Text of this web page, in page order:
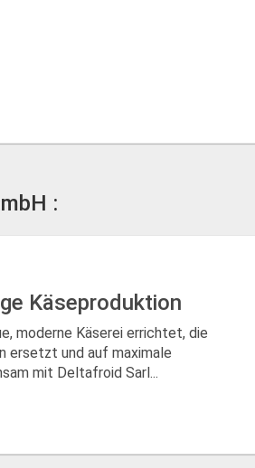
:
Käseproduktion
moderne Käserei errichtet, die
und auf maximale
mit Deltafroid Sarl...